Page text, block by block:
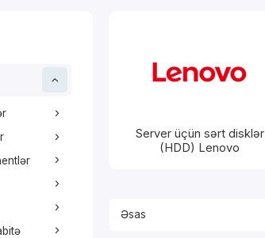
Server üçün sərt disklər
(HDD) Lenovo